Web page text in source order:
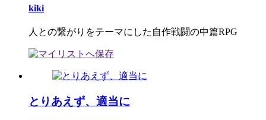
kiki
人との繋がりをテーマにした自作戦闘の中篇RPG
とりあえず、適当に